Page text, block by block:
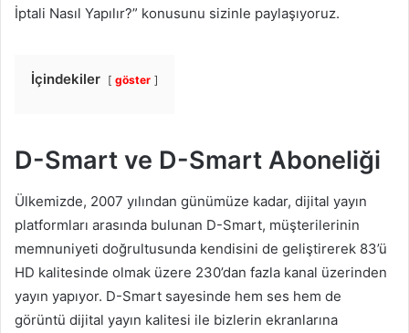
İptali Nasıl Yapılır?” konusunu sizinle paylaşıyoruz.
İçindekiler göster
D-Smart ve D-Smart Aboneliği
Ülkemizde, 2007 yılından günümüze kadar, dijital yayın
platformları arasında bulunan D-Smart, müşterilerinin
memnuniyeti doğrultusunda kendisini de geliştirerek 83’ü
HD kalitesinde olmak üzere 230’dan fazla kanal üzerinden
yayın yapıyor. D-Smart sayesinde hem ses hem de
görüntü dijital yayın kalitesi ile bizlerin ekranlarına